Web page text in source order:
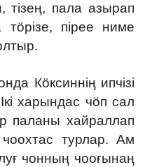
тізең, пала азырап
пірее ниме
Кӧксиннің ипчізі
харындас чӧп сал
паланы хайраллап
чоохтас турлар. Ам
чонның чооғынаң